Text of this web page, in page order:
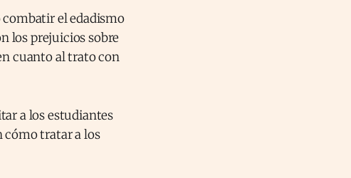
combatir el edadismo
los prejuicios sobre
cuanto al trato con
a los estudiantes
cómo tratar a los